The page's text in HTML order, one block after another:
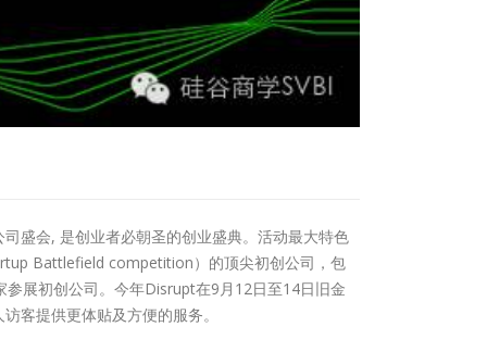
盛会, 是创业者必朝圣的创业盛典。活动最大特色
Battlefield competition）的顶尖初创公司，包
展初创公司。今年Disrupt在9月12日至14日旧金
客提供更体贴及方便的服务。